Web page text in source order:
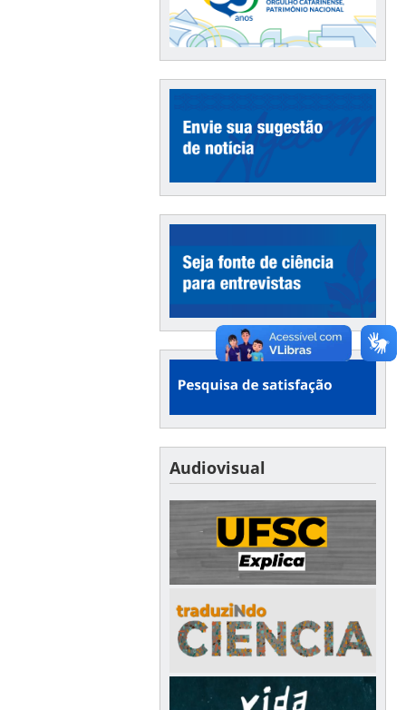
Audiovisual